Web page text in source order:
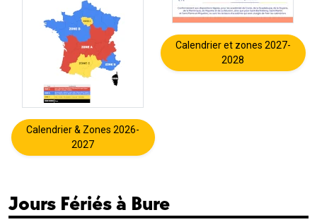
Calendrier & Zones 2026-
2027
Calendrier et zones 2027-
2028
Jours Fériés à Bure